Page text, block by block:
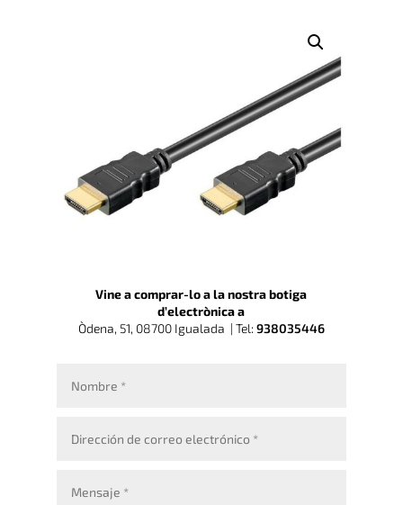
Vine a comprar-lo a la nostra botiga
d’electrònica a
Òdena, 51, 08700 Igualada | Tel: 938035446